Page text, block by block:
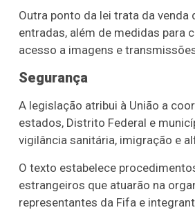
Outra ponto da lei trata da
entradas, além de medidas para
acesso a imagens e
Segurança
A legislação atribui à União a
estados, Distrito Federal e
vigilância sanitária, imigração e
O texto estabelece
estrangeiros que atuarão na
representantes da Fifa e